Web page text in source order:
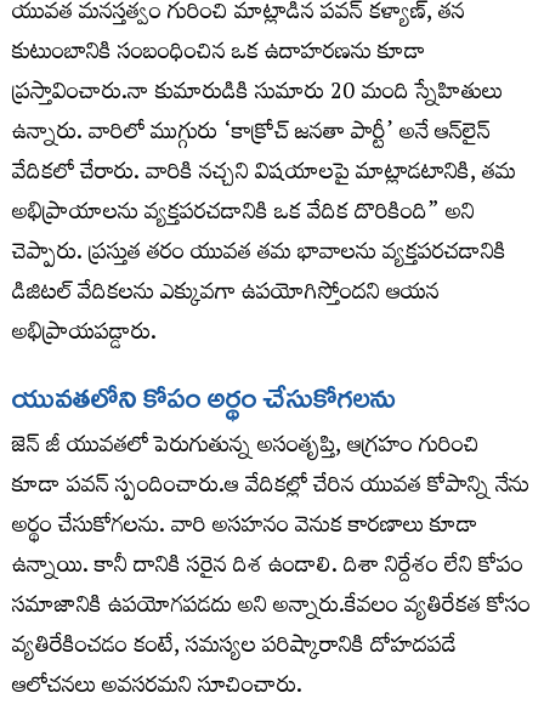
యువత మనస్తత్వం గురించి మాట్లాడిన పవన్ కళ్యాణ్, తన
కుటుంబానికి సంబంధించిన ఒక ఉదాహరణను కూడా
ప్రస్తావించారు.నా కుమారుడికి సుమారు 20 మంది స్నేహితులు
ఉన్నారు. వారిలో ముగ్గురు ‘కాక్రోచ్ జనతా పార్టీ’ అనే ఆన్‌లైన్
వేదికలో చేరారు. వారికి నచ్చని విషయాలపై మాట్లాడటానికి, తమ
అభిప్రాయాలను వ్యక్తపరచడానికి ఒక వేదిక దొరికింది” అని
చెప్పారు. ప్రస్తుత తరం యువత తమ భావాలను వ్యక్తపరచడానికి
డిజిటల్ వేదికలను ఎక్కువగా ఉపయోగిస్తోందని ఆయన
అభిప్రాయపడ్డారు.
యువతలోని కోపం అర్థం చేసుకోగలను
జెన్ జీ యువతలో పెరుగుతున్న అసంతృప్తి, ఆగ్రహం గురించి
కూడా పవన్ స్పందించారు.ఆ వేదికల్లో చేరిన యువత కోపాన్ని నేను
అర్థం చేసుకోగలను. వారి అసహనం వెనుక కారణాలు కూడా
ఉన్నాయి. కానీ దానికి సరైన దిశ ఉండాలి. దిశా నిర్దేశం లేని కోపం
సమాజానికి ఉపయోగపడదు అని అన్నారు.కేవలం వ్యతిరేకత కోసం
వ్యతిరేకించడం కంటే, సమస్యల పరిష్కారానికి దోహదపడే
ఆలోచనలు అవసరమని సూచించారు.